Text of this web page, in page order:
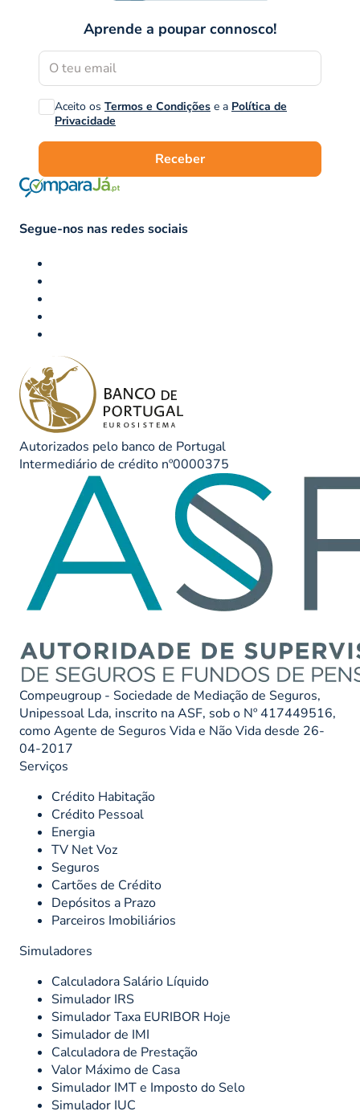
Aprende a poupar connosco!
Aceito os Termos e Condições e a Política de
Privacidade
Receber
Segue-nos nas redes sociais
Autorizados pelo banco de Portugal
Intermediário de crédito nº0000375
Compeugroup - Sociedade de Mediação de Seguros,
Unipessoal Lda, inscrito na ASF, sob o Nº 417449516,
como Agente de Seguros Vida e Não Vida desde 26-
04-2017
Serviços
Crédito Habitação
Crédito Pessoal
Energia
TV Net Voz
Seguros
Cartões de Crédito
Depósitos a Prazo
Parceiros Imobiliários
Simuladores
Calculadora Salário Líquido
Simulador IRS
Simulador Taxa EURIBOR Hoje
Simulador de IMI
Calculadora de Prestação
Valor Máximo de Casa
Simulador IMT e Imposto do Selo
Simulador IUC